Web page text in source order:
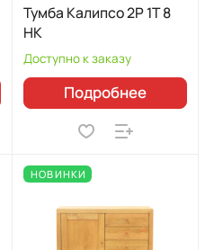
Тумба Калипсо 2P 1T 8
HK
Доступно к заказу
Подробнее
НОВИНКИ